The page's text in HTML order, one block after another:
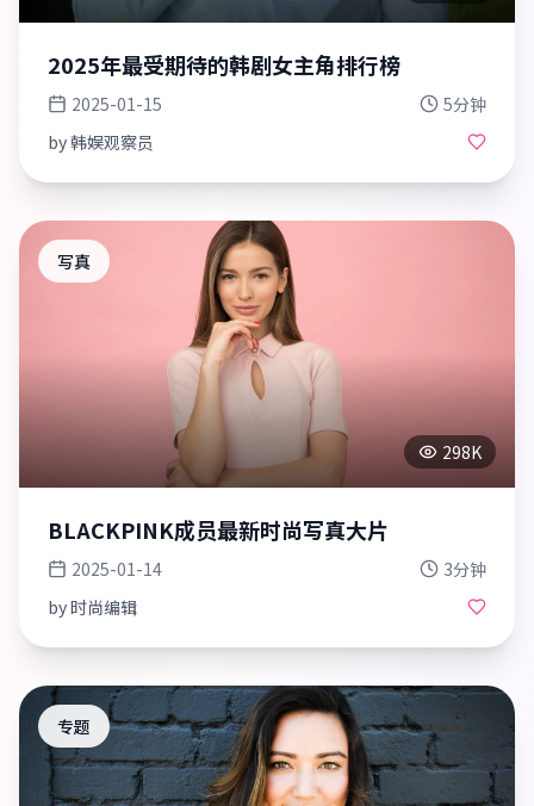
2025年最受期待的韩剧女主角排行榜
2025-01-15
5分钟
by韩娱观察员
写真
298K
BLACKPINK成员最新时尚写真大片
2025-01-14
3分钟
by时尚编辑
专题